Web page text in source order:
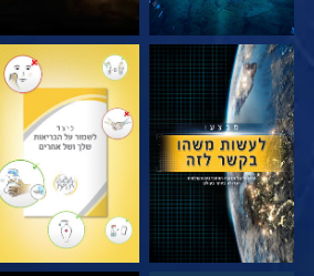
צפה